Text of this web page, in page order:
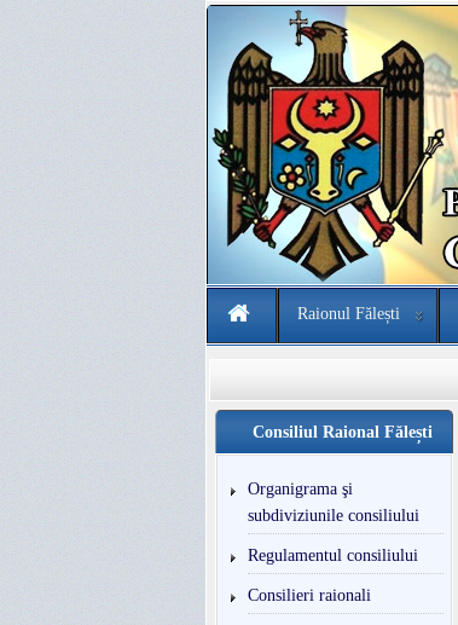
Raionul Fălești
Consiliul Raional Fălești
Organigrama şi
subdiviziunile consiliului
Regulamentul consiliului
Consilieri raionali